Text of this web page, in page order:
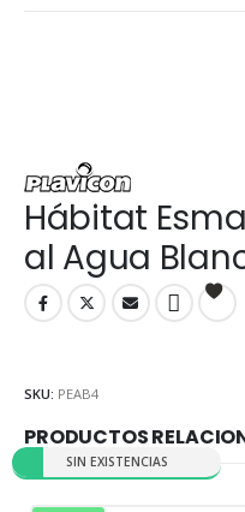
Hábitat
al Agua
SIN EXISTENCIAS
SKU: PEAB4
PRODUCTOS